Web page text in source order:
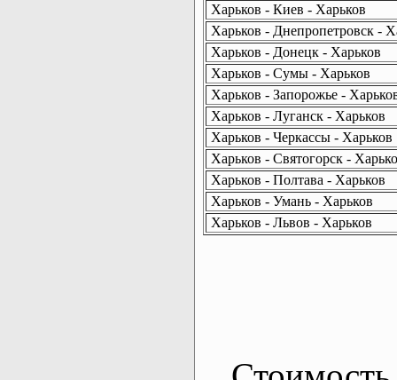
Харьков - Киев - Харьков
Харьков - Днепропетровск -
Харьков - Донецк - Харьков
Харьков - Сумы - Харьков
Харьков - Запорожье -
Харьков - Луганск - Харьков
Харьков - Черкассы - Харьков
Харьков - Святогорск -
Харьков - Полтава - Харьков
Харьков - Умань - Харьков
Харьков - Львов - Харьков